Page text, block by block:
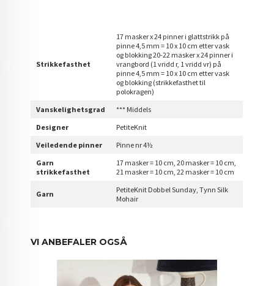
Strikkefasthet
17 masker x 24 pinner i glattstrikk på
pinne 4,5 mm = 10 x 10 cm etter vask
og blokking 20-22 masker x 24 pinner i
vrangbord (1 vridd r, 1 vridd vr) på
pinne 4,5 mm = 10 x 10 cm etter vask
og blokking (strikkefasthet til
polokragen)
Vanskelighetsgrad
*** Middels
Designer
PetiteKnit
Veiledende pinner
Pinne nr 4½
Garn
strikkefasthet
17 masker = 10 cm, 20 masker = 10 cm,
21 masker = 10 cm, 22 masker = 10 cm
Garn
PetiteKnit Dobbel Sunday, Tynn Silk
Mohair
VI ANBEFALER OGSÅ